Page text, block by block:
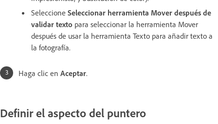
Seleccione Seleccionar herramienta Mover después de
validar texto para seleccionar la herramienta Mover
después de usar la herramienta Texto para añadir texto a
la fotografía.
Haga clic en Aceptar.
Definir el aspecto del puntero